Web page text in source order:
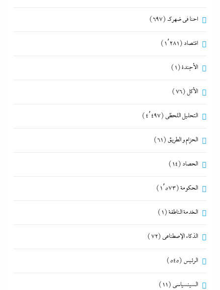
احنا في ضهرك (697)
اقتصاد (1٬281)
الأجندة(1)
الأكل (76)
التحليل اللحظي (4٬497)
الحزام و الطريق (61)
الحصاد (14)
الحكومة(1٬573)
الخدمة الناطقة(1)
الذكاء الإصطناعي (72)
الرئيس (545)
السينسياسي (11)